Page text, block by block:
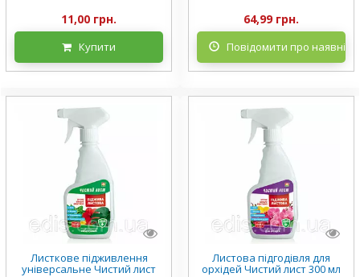
11,00 грн.
Купити
64,99 грн.
Повідомити про
Листкове підживлення
універсальне Чистий лист
Листова підгодівля для
орхідей Чистий лист 300 мл